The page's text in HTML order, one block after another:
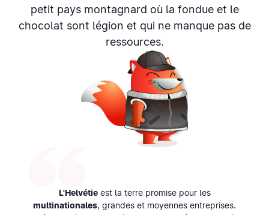
petit pays montagnard où la fondue et le
chocolat sont légion et qui ne manque pas de
ressources.
L'Helvétieest la terre promise pour les
multinationales, grandes et moyennes entreprises.